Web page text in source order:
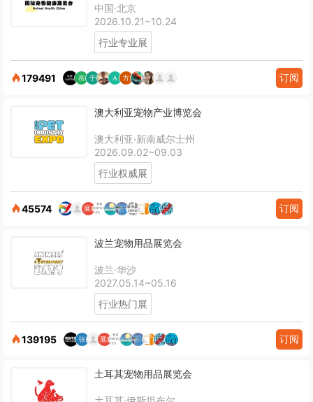
中国·北京
2026.10.21~10.24
行业专业展
179491 订阅
澳大利亚宠物产业博览会
澳大利亚·新南威尔士州
2026.09.02~09.03
行业权威展
45574 订阅
波兰宠物用品展览会
波兰·华沙
2027.05.14~05.16
行业热门展
139195 订阅
土耳其宠物用品展览会